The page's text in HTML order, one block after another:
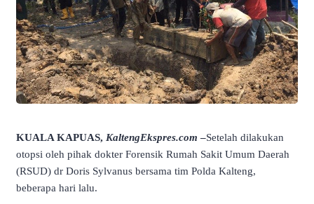
KUALA KAPUAS, KaltengEkspres.com –Setelah dilakukan
otopsi oleh pihak dokter Forensik Rumah Sakit Umum Daerah
(RSUD) dr Doris Sylvanus bersama tim Polda Kalteng,
beberapa hari lalu.